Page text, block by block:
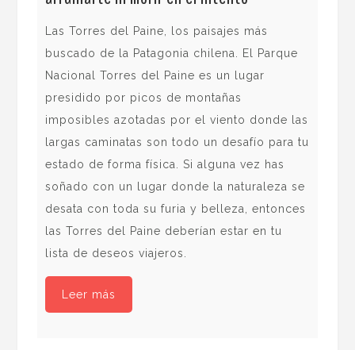
Las Torres del Paine, los paisajes más
buscado de la Patagonia chilena. El Parque
Nacional Torres del Paine es un lugar
presidido por picos de montañas
imposibles azotadas por el viento donde las
largas caminatas son todo un desafío para tu
estado de forma física. Si alguna vez has
soñado con un lugar donde la naturaleza se
desata con toda su furia y belleza, entonces
las Torres del Paine deberían estar en tu
lista de deseos viajeros.
Leer más